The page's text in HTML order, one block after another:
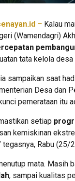
– Kalau
(Wamendagri)
tata kelola
sampaikan saat
Desa dan
pemerataan itu
setiap
kemiskinan
tegasnya, Rabu (25/
mata. Masih
, sampai kualitas